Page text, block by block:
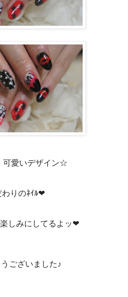
可愛いデザイン☆
わりのﾈｲﾙ❤
しみにしてるよッ❤
ございました♪